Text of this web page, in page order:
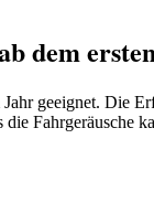
dem
geeignet. Die
Fahrgeräusche